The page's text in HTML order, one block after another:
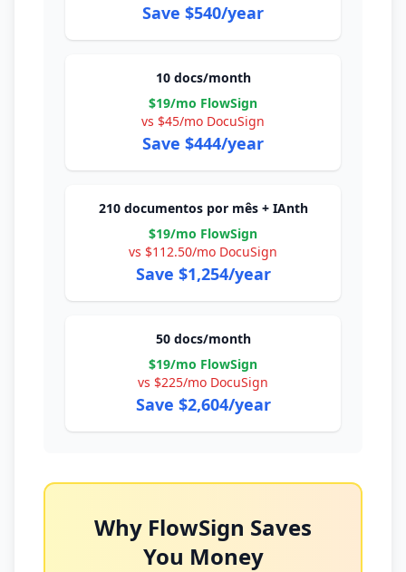
Save $540/year
10 docs/month
$19/mo FlowSign
vs $45/mo DocuSign
Save $444/year
210 documentos por mês + IAnth
$19/mo FlowSign
vs $112.50/mo DocuSign
Save $1,254/year
50 docs/month
$19/mo FlowSign
vs $225/mo DocuSign
Save $2,604/year
Why FlowSign Saves
You Money